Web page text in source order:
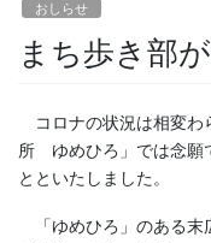
おしらせ
まち歩き部
コロナの状況は相変わ
所 ゆめひろ」では念願
とといたしました。
「ゆめひろ」のある末